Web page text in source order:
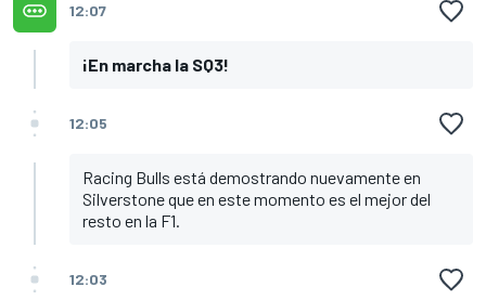
12:07
¡En marcha la SQ3!
12:05
Racing Bulls está demostrando nuevamente en
Silverstone que en este momento es el mejor del
resto en la F1.
12:03